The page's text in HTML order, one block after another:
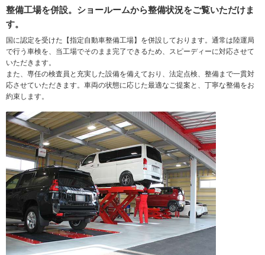
整備工場を併設。ショールームから整備状況をご覧いただけま
す。
国に認定を受けた【指定自動車整備工場】を併設しております。通常は陸運局
で行う車検を、当工場でそのまま完了できるため、スピーディーに対応させて
いただきます。
また、専任の検査員と充実した設備を備えており、法定点検、整備まで一貫対
応させていただきます。車両の状態に応じた最適なご提案と、丁寧な整備をお
約束します。